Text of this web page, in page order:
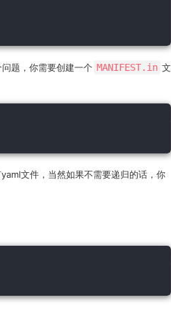
题，你需要创建一个 MANIFEST.in 文
文件，当然如果不需要递归的话，你